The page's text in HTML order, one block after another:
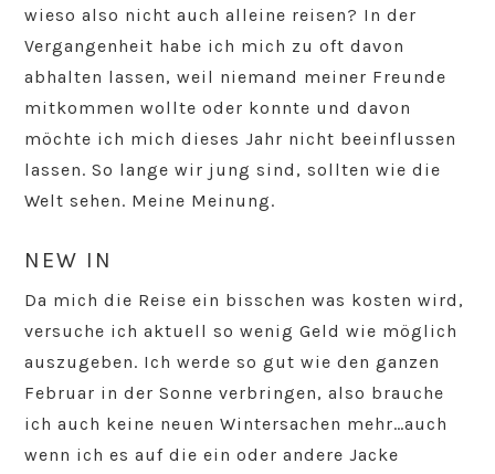
wieso also nicht auch alleine reisen? In der
Vergangenheit habe ich mich zu oft davon
abhalten lassen, weil niemand meiner Freunde
mitkommen wollte oder konnte und davon
möchte ich mich dieses Jahr nicht beeinflussen
lassen. So lange wir jung sind, sollten wie die
Welt sehen. Meine Meinung.
NEW IN
Da mich die Reise ein bisschen was kosten wird,
versuche ich aktuell so wenig Geld wie möglich
auszugeben. Ich werde so gut wie den ganzen
Februar in der Sonne verbringen, also brauche
ich auch keine neuen Wintersachen mehr…auch
wenn ich es auf die ein oder andere Jacke